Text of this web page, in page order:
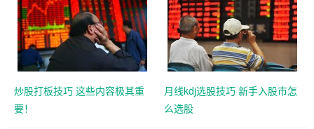
炒股打板技巧 这些内容极其重
要！
月线kdj选股技巧 新手入股市怎
么选股